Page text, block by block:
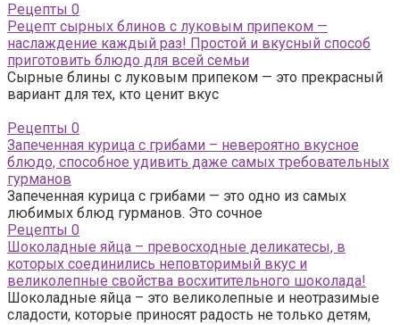
Рецепты 0
Рецепт сырных блинов с луковым припеком —
наслаждение каждый раз! Простой и вкусный способ
приготовить блюдо для всей семьи
Сырные блины с луковым припеком — это прекрасный
вариант для тех, кто ценит вкус
Рецепты 0
Запеченная курица с грибами – невероятно вкусное
блюдо, способное удивить даже самых требовательных
гурманов
Запеченная курица с грибами — это одно из самых
любимых блюд гурманов. Это сочное
Рецепты 0
Шоколадные яйца – превосходные деликатесы, в
которых соединились неповторимый вкус и
великолепные свойства восхитительного шоколада!
Шоколадные яйца – это великолепные и неотразимые
сладости, которые приносят радость не только детям,